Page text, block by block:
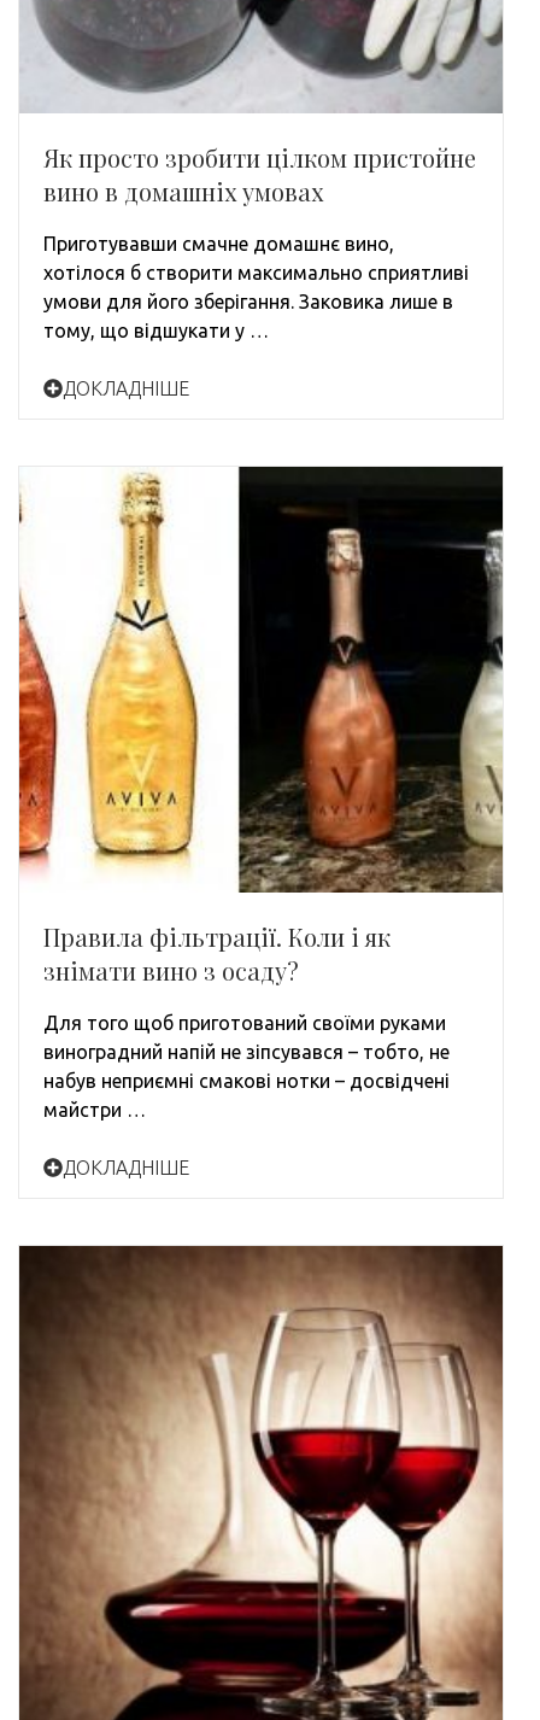
Як просто зробити цілком пристойне
вино в домашніх умовах
Приготувавши смачне домашнє вино,
хотілося б створити максимально сприятливі
умови для його зберігання. Заковика лише в
тому, що відшукати у …
ДОКЛАДНІШЕ
Правила фільтрації. Коли і як
знімати вино з осаду?
Для того щоб приготований своїми руками
виноградний напій не зіпсувався – тобто, не
набув неприємні смакові нотки – досвідчені
майстри …
ДОКЛАДНІШЕ